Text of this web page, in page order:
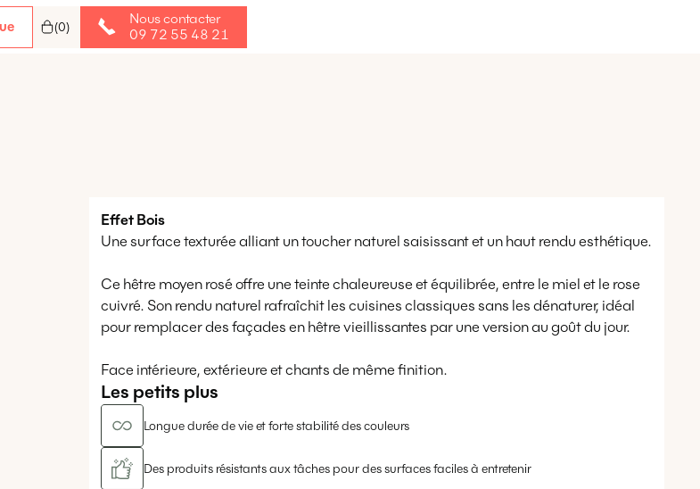
(0)
Nous contacter
09 72 55 48 21
Effet Bois
Une surface texturée alliant un toucher naturel saisissant et un haut rendu esthétique.
Ce hêtre moyen rosé offre une teinte chaleureuse et équilibrée, entre le miel et le rose
cuivré. Son rendu naturel rafraîchit les cuisines classiques sans les dénaturer, idéal
pour remplacer des façades en hêtre vieillissantes par une version au goût du jour.
Face intérieure, extérieure et chants de même finition.
Les petits plus
Longue durée de vie et forte stabilité des couleurs
Des produits résistants aux tâches pour des surfaces faciles à entretenir